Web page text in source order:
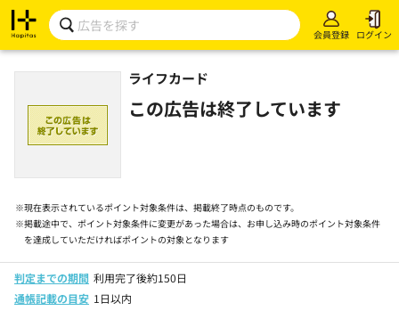
会員登録 ログイン
ライフカード
この広告は終了しています
※現在表示されているポイント対象条件は、掲載終了時点のものです。
※掲載途中で、ポイント対象条件に変更があった場合は、お申し込み時のポイント対象条件
を達成していただければポイントの対象となります
判定までの期間 利用完了後約150日
通帳記載の目安 1日以内